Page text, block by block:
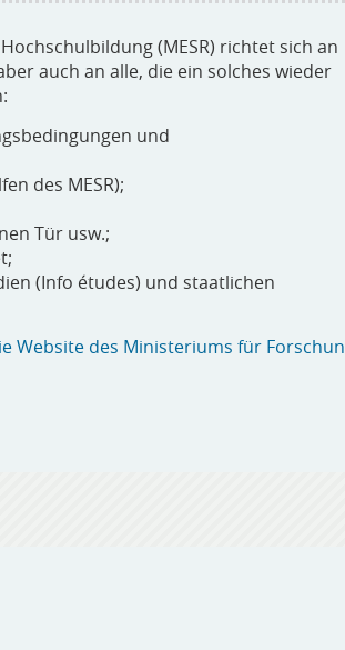
(MESR) richtet sich an
auch an alle, die ein solches wieder
und
des MESR);
Tür usw.;
(Info études) und staatlichen
Website des Ministeriums für